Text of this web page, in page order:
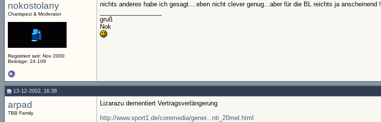
nokostolany
Chartspezi & Moderator
Registriert seit: Nov 2000
Beiträge: 24.109
nichts anderes habe ich gesagt....eben nicht clever genug...aber für die BL reichts ja anscheinend !
gruß
Nok
13-12-2002, 16:38
arpad
TBB Family
Lizarazu dementiert Vertragsverlängerung
http://www.sport1.de/coremedia/gener...nti_20mel.html